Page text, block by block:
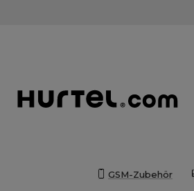
GSM-Zubehör